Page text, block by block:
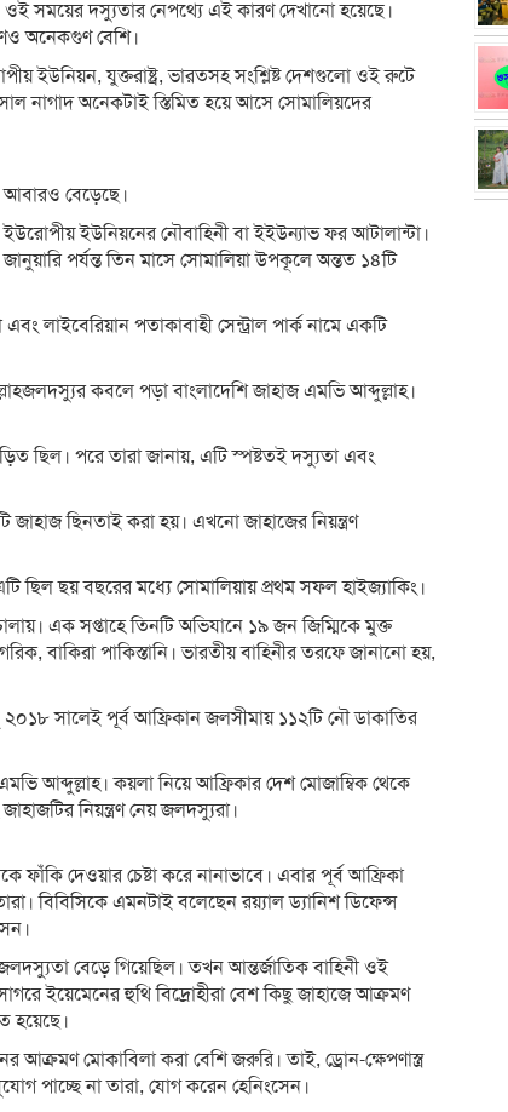
সময়ের দস্যুতার নেপথ্যে এই কারণ দেখানো হয়েছে।
অনেকগুণ বেশি।
ইউনিয়ন, যুক্তরাষ্ট্র, ভারতসহ সংশ্লিষ্ট দেশগুলো ওই রুটে
নাগাদ অনেকটাই স্তিমিত হয়ে আসে সোমালিয়দের
বেড়েছে।
ইউনিয়নের নৌবাহিনী বা ইইউন্যাভ ফর আটালান্টা।
পর্যন্ত তিন মাসে সোমালিয়া উপকূলে অন্তত ১৪টি
লাইবেরিয়ান পতাকাবাহী সেন্ট্রাল পার্ক নামে একটি
কবলে পড়া বাংলাদেশি জাহাজ এমভি আব্দুল্লাহ।
ছিল। পরে তারা জানায়, এটি স্পষ্টতই দস্যুতা এবং
জাহাজ ছিনতাই করা হয়। এখনো জাহাজের নিয়ন্ত্রণ
ছিল ছয় বছরের মধ্যে সোমালিয়ায় প্রথম সফল হাইজ্যাকিং।
এক সপ্তাহে তিনটি অভিযানে ১৯ জন জিম্মিকে মুক্ত
বাকিরা পাকিস্তানি। ভারতীয় বাহিনীর তরফে জানানো হয়,
২০১৮ সালেই পূর্ব আফ্রিকান জলসীমায় ১১২টি নৌ ডাকাতির
আব্দুল্লাহ। কয়লা নিয়ে আফ্রিকার দেশ মোজাম্বিক থেকে
নিয়ন্ত্রণ নেয় জলদস্যুরা।
ফাঁকি দেওয়ার চেষ্টা করে নানাভাবে। এবার পূর্ব আফ্রিকা
বিবিসিকে এমনটাই বলেছেন রয়্যাল ড্যানিশ ডিফেন্স
বেড়ে গিয়েছিল। তখন আন্তর্জাতিক বাহিনী ওই
ইয়েমেনের হুথি বিদ্রোহীরা বেশ কিছু জাহাজে আক্রমণ
হয়েছে।
আক্রমণ মোকাবিলা করা বেশি জরুরি। তাই, ড্রোন-ক্ষেপণাস্ত্র
পাচ্ছে না তারা, যোগ করেন হেনিংসেন।